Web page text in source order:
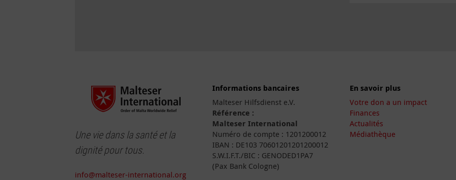
Une vie dans la santé et la
dignité pour tous.
info@malteser-international.org
Informations bancaires
Malteser Hilfsdienst e.V.
Référence :
Malteser International
Numéro de compte : 1201200012
IBAN : DE103 70601201201200012
S.W.I.F.T./BIC : GENODED1PA7
(Pax Bank Cologne)
En savoir plus
Votre don a un impact
Finances
Actualités
Médiathèque